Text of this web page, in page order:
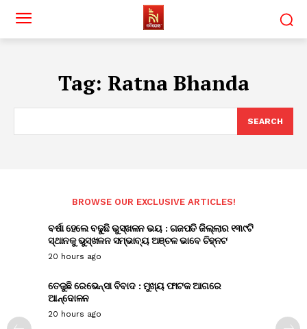
Tag: Ratna Bhanda
SEARCH
BROWSE OUR EXCLUSIVE ARTICLES!
ବର୍ଷା ହେଲେ ବଢୁଛି ଭୁସ୍ଖଳନ ଭୟ : ଗଜପତି ଜିଲ୍ଲାର ୧୩୯ଟି
ସ୍ଥାନକୁ ଭୁସ୍ଖଳନ ସମ୍ଭାବ୍ୟ ଅଞ୍ଚଳ ଭାବେ ଚିହ୍ନଟ
20 hours ago
ତେଜୁଛି ରେଭେନ୍ସା ବିବାଦ : ମୁଖ୍ୟ ଫାଟକ ଆଗରେ
ଆନ୍ଦୋଳନ
20 hours ago